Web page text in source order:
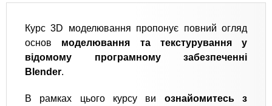
Курс 3D моделювання пропонує повний огляд
основ моделювання та текстурування у
відомому програмному забезпеченні
Blender.
В рамках цього курсу ви ознайомитесь з